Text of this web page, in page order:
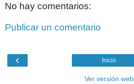
No hay comentarios:
Publicar un comentario
‹ Inicio
Ver versión web